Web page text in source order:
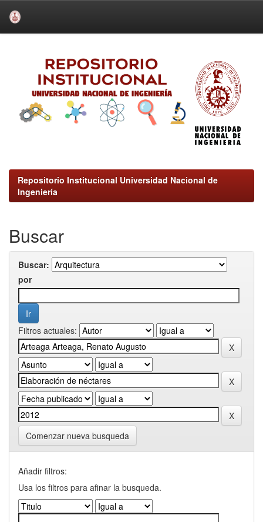
Repositorio Institucional Universidad Nacional de
Ingeniería
Buscar
Buscar:
por
Filtros actuales:
Comenzar nueva busqueda
Añadir filtros:
Usa los filtros para afinar la busqueda.